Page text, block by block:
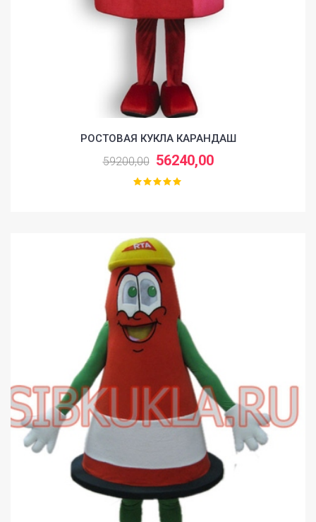
РОСТОВАЯ КУКЛА КАРАНДАШ
59200,00 56240,00